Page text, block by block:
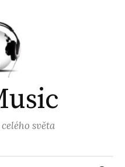
světa